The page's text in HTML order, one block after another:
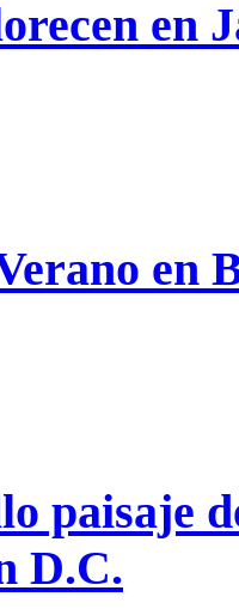
en
en
paisaje
D.C.